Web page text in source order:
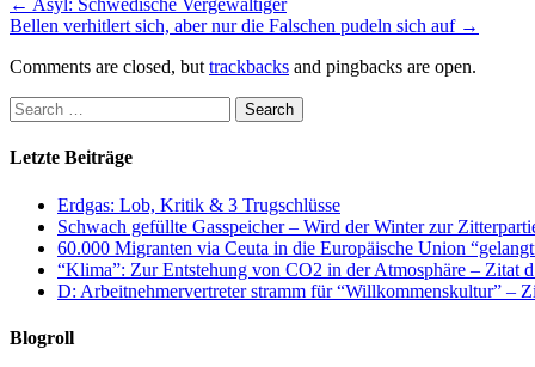
← Asyl: Schwedische Vergewaltiger
Bellen verhitlert sich, aber nur die Falschen pudeln sich auf →
Comments are closed, but trackbacks and pingbacks are open.
Letzte Beiträge
Erdgas: Lob, Kritik & 3 Trugschlüsse
Schwach gefüllte Gasspeicher – Wird der Winter zur
60.000 Migranten via Ceuta in die Europäische Union
“Klima”: Zur Entstehung von CO2 in der Atmosphäre – Zitat
D: Arbeitnehmervertreter stramm für “Willkommenskultur” –
Blogroll